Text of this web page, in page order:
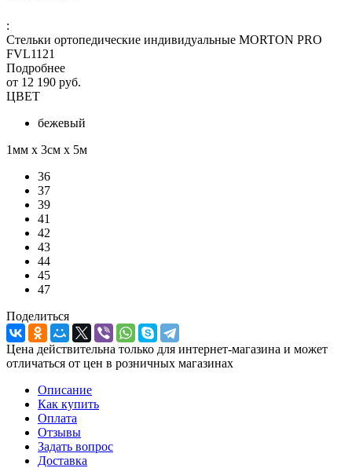
:
Стельки ортопедические индивидуальные MORTON PRO
FVL1121
Подробнее
от 12 190 руб.
ЦВЕТ
бежевый
1мм х 3см х 5м
36
37
39
41
42
43
44
45
47
Поделиться
Цена действительна только для интернет-магазина и может
отличаться от цен в розничных магазинах
Описание
Как купить
Оплата
Отзывы
Задать вопрос
Доставка